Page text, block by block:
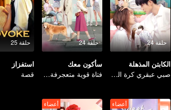
حلقة 24
الكابتن المذهلة
صبي عبقري كرة السلة تحول فجأة إلى فتاة ووجد حبها الحقيقي
حلقة 24
سأكون معك
فتاة قوية متعجرفة تعمل كمديرة تقع في الحب
حلقة 25
استفزاز
قصة
أعضاء أعضاء